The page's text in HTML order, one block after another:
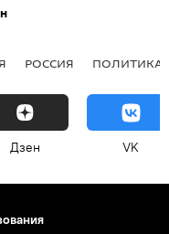
РОССИЯ ПОЛИТИКА
Дзен VK